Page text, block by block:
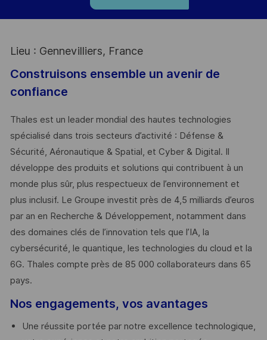
Lieu : Gennevilliers, France
Construisons ensemble un avenir de
confiance
Thales est un leader mondial des hautes technologies
spécialisé dans trois secteurs d’activité : Défense &
Sécurité, Aéronautique & Spatial, et Cyber & Digital. Il
développe des produits et solutions qui contribuent à un
monde plus sûr, plus respectueux de l’environnement et
plus inclusif. Le Groupe investit près de 4,5 milliards d’euros
par an en Recherche & Développement, notamment dans
des domaines clés de l’innovation tels que l’IA, la
cybersécurité, le quantique, les technologies du cloud et la
6G. Thales compte près de 85 000 collaborateurs dans 65
pays. ​
Nos engagements, vos avantages
Une réussite portée par notre excellence technologique,